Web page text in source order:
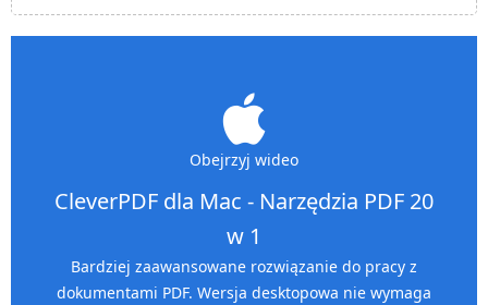
Obejrzyj wideo
CleverPDF dla Mac - Narzędzia PDF 20
w 1
Bardziej zaawansowane rozwiązanie do pracy z
dokumentami PDF. Wersja desktopowa nie wymaga